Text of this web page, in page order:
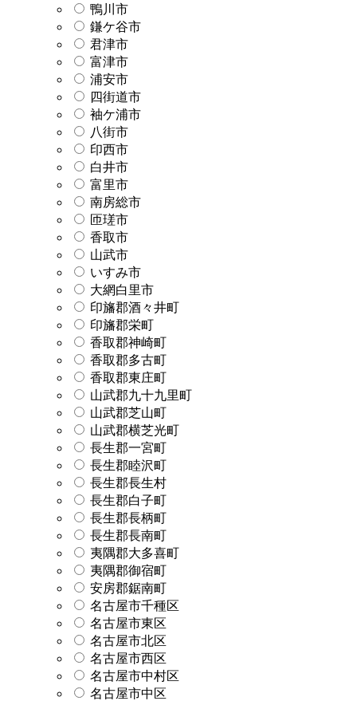
鴨川市
鎌ケ谷市
君津市
富津市
浦安市
四街道市
袖ケ浦市
八街市
印西市
白井市
富里市
南房総市
匝瑳市
香取市
山武市
いすみ市
大網白里市
印旛郡酒々井町
印旛郡栄町
香取郡神崎町
香取郡多古町
香取郡東庄町
山武郡九十九里町
山武郡芝山町
山武郡横芝光町
長生郡一宮町
長生郡睦沢町
長生郡長生村
長生郡白子町
長生郡長柄町
長生郡長南町
夷隅郡大多喜町
夷隅郡御宿町
安房郡鋸南町
名古屋市千種区
名古屋市東区
名古屋市北区
名古屋市西区
名古屋市中村区
名古屋市中区